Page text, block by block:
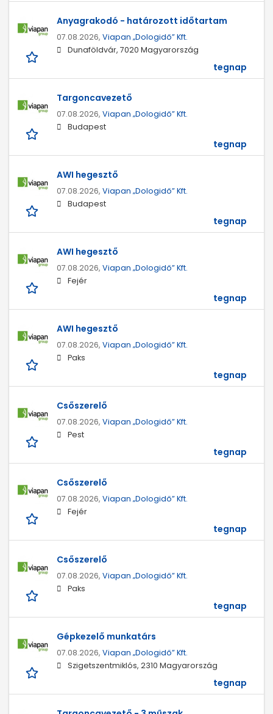
Anyagrakodó - határozott időtartam
07.08.2026, Viapan „Dologidő” Kft.
Dunaföldvár, 7020 Magyarország
tegnap
Targoncavezető
07.08.2026, Viapan „Dologidő” Kft.
Budapest
tegnap
AWI hegesztő
07.08.2026, Viapan „Dologidő” Kft.
Budapest
tegnap
AWI hegesztő
07.08.2026, Viapan „Dologidő” Kft.
Fejér
tegnap
AWI hegesztő
07.08.2026, Viapan „Dologidő” Kft.
Paks
tegnap
Csőszerelő
07.08.2026, Viapan „Dologidő” Kft.
Pest
tegnap
Csőszerelő
07.08.2026, Viapan „Dologidő” Kft.
Fejér
tegnap
Csőszerelő
07.08.2026, Viapan „Dologidő” Kft.
Paks
tegnap
Gépkezelő munkatárs
07.08.2026, Viapan „Dologidő” Kft.
Szigetszentmiklós, 2310 Magyarország
tegnap